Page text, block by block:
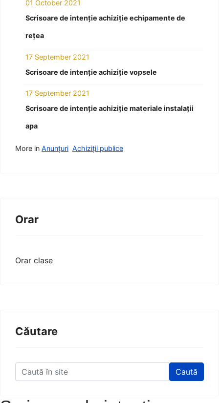
01 October 2021
Scrisoare de intenție achiziție echipamente de
rețea
17 September 2021
Scrisoare de intenție achiziție vopsele
17 September 2021
Scrisoare de intenție achiziție materiale instalații
apa
More in Anunțuri Achiziții publice
Orar
Orar clase
Căutare
Caută